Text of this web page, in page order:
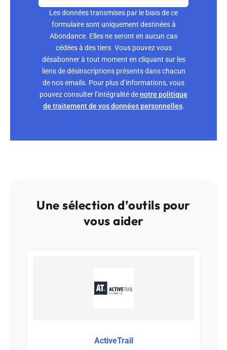
Les données transmises par le biais de ce
formulaire sont uniquement destinées à
Abondance. Elles ne seront en aucun cas
cédées à des tiers. Vous pouvez vous
désabonner à tout moment en cliquant sur les
liens de désinscriptions présents dans chacun
de nos emails. Pour plus d’informations, vous
pouvez consulter l’intégralité denotre politique
de traitement de vos données personnelles.
Une sélection d’outils pour
vous aider
ActiveTrail